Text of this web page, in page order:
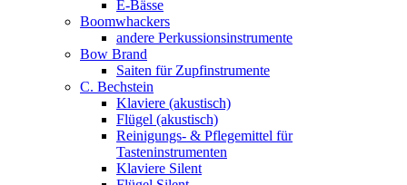
E-Bässe
Boomwhackers
andere Perkussionsinstrumente
Bow Brand
Saiten für Zupfinstrumente
C. Bechstein
Klaviere (akustisch)
Flügel (akustisch)
Reinigungs- & Pflegemittel für
Tasteninstrumenten
Klaviere Silent